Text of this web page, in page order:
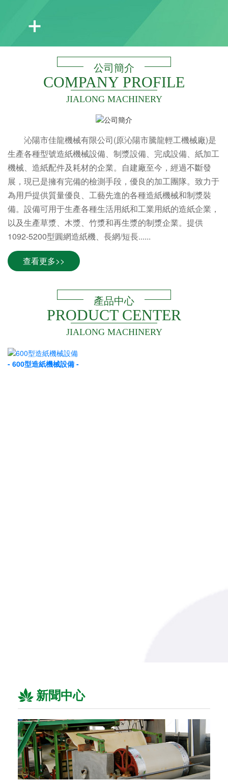
公司簡介
COMPANY PROFILE
JIALONG MACHINERY
沁陽市佳龍機械有限公司(原沁陽市騰龍輕工機械廠)是
生產各種型號造紙機械設備、制漿設備、完成設備、紙加工
機械、造紙配件及耗材的企業。自建廠至今，經過不斷發
展，現已是擁有完備的檢測手段，優良的加工團隊。致力于
為用戶提供質量優良、工藝先進的各種造紙機械和制漿裝
備。設備可用于生產各種生活用紙和工業用紙的造紙企業，
以及生產草漿、木漿、竹漿和再生漿的制漿企業。提供
1092-5200型圓網造紙機、長網/短長......
查看更多>>
產品中心
PRODUCT CENTER
JIALONG MACHINERY
- 600型造紙機械設備 -
新聞中心